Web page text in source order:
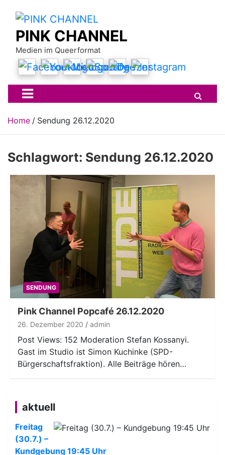
contentPINK CHANNEL
Medien im Queerformat
Home Sendung 26.12.2020
Schlagwort: Sendung 26.12.2020
SENDUNG
Pink Channel Popcafé 26.12.2020
26. Dezember 2020 admin
Post Views: 152 Moderation Stefan Kossanyi.
Gast im Studio ist Simon Kuchinke (SPD-
Bürgerschaftsfraktion). Alle Beiträge hören…
aktuell
Freitag
(30.7.) –
Kundgebung 19:45 Uhr